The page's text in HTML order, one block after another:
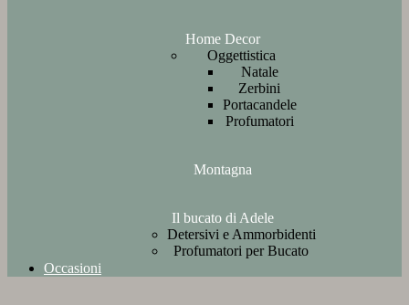
Home Decor
Oggettistica
Natale
Zerbini
Portacandele
Profumatori
Montagna
Il bucato di Adele
Detersivi e Ammorbidenti
Profumatori per Bucato
Occasioni